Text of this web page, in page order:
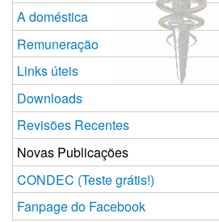
A doméstica
Remuneração
Links úteis
Downloads
Revisões Recentes
Novas Publicações
CONDEC (Teste grátis!)
Fanpage do Facebook